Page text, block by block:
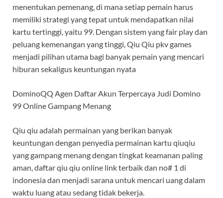
menentukan pemenang, di mana setiap pemain harus
memiliki strategi yang tepat untuk mendapatkan nilai
kartu tertinggi, yaitu 99. Dengan sistem yang fair play dan
peluang kemenangan yang tinggi, Qiu Qiu pkv games
menjadi pilihan utama bagi banyak pemain yang mencari
hiburan sekaligus keuntungan nyata
DominoQQ Agen Daftar Akun Terpercaya Judi Domino
99 Online Gampang Menang
Qiu qiu adalah permainan yang berikan banyak
keuntungan dengan penyedia permainan kartu qiuqiu
yang gampang menang dengan tingkat keamanan paling
aman, daftar qiu qiu online link terbaik dan no# 1 di
indonesia dan menjadi sarana untuk mencari uang dalam
waktu luang atau sedang tidak bekerja.